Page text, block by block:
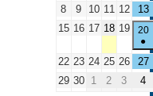
8
9 10 11 12
13
15 16 17 18 19
20
●
22 23 24 25 26
27
29 30 1 2 3 4